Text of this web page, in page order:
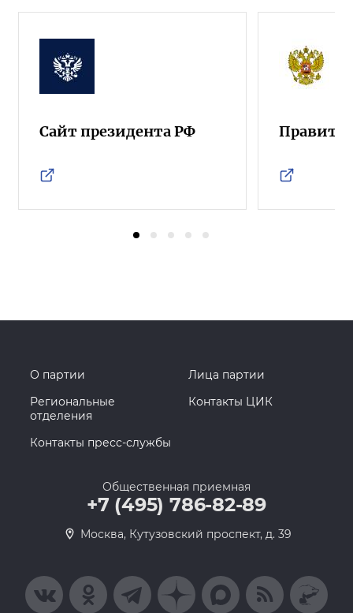
Сайт президента РФ
О партии
Лица партии
Региональные
отделения
Контакты ЦИК
Контакты пресс-службы
Общественная приемная
+7 (495) 786-82-89
Москва, Кутузовский проспект, д. 39